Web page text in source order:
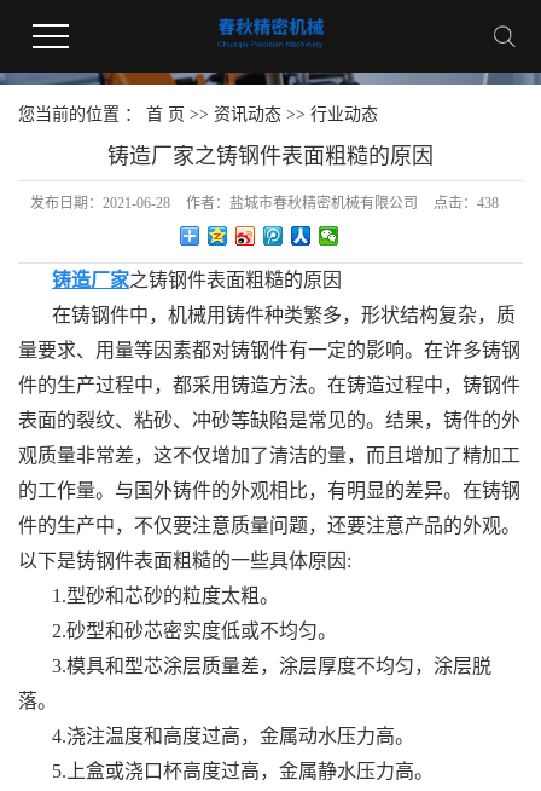
您当前的位置 ： 首 页 >> 资讯动态 >> 行业动态
铸造厂家之铸钢件表面粗糙的原因
发布日期： 2021-06-28 作者： 盐城市春秋精密机械有限公司 点击： 438
铸造厂家之铸钢件表面粗糙的原因
在铸钢件中，机械用铸件种类繁多，形状结构复杂，质
量要求、用量等因素都对铸钢件有一定的影响。在许多铸钢
件的生产过程中，都采用铸造方法。在铸造过程中，铸钢件
表面的裂纹、粘砂、冲砂等缺陷是常见的。结果，铸件的外
观质量非常差，这不仅增加了清洁的量，而且增加了精加工
的工作量。与国外铸件的外观相比，有明显的差异。在铸钢
件的生产中，不仅要注意质量问题，还要注意产品的外观。
以下是铸钢件表面粗糙的一些具体原因:
1.型砂和芯砂的粒度太粗。
2.砂型和砂芯密实度低或不均匀。
3.模具和型芯涂层质量差，涂层厚度不均匀，涂层脱
落。
4.浇注温度和高度过高，金属动水压力高。
5.上盒或浇口杯高度过高，金属静水压力高。